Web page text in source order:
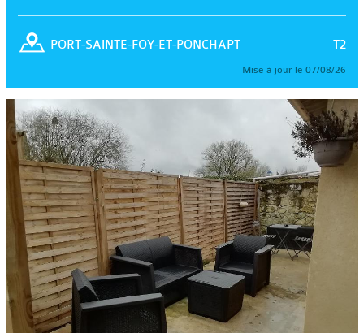
T2
PORT-SAINTE-FOY-ET-PONCHAPT
Mise à jour le 07/08/26